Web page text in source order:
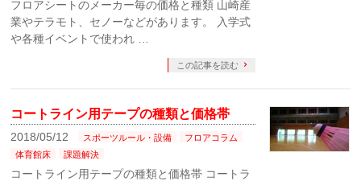
フロアシートのメーカー毎の価格と種類 山崎産
業やテラモト、セノーなどがあります。 入学式
や各種イベントで使われ …
この記事を読む
コートライン用テープの種類と価格帯
2018/05/12 スポーツルール・設備
フロアコラム
体育館床
課題解決
コートライン用テープの種類と価格帯 コートラ